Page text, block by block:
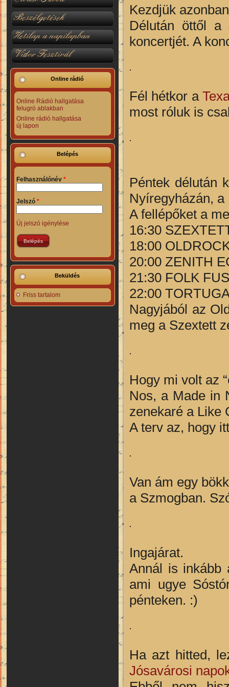
Beszélgetések
Hetilap a napilapban
Vidor Fesztivál
Online rádió
Online Rádió hallgatása
felugró ablakban
Online rádió hallgatása
új lapon
Belépés
Felhasználónév *
Jelszó *
Új jelszó igénylése
Beküldés
Friss tartalom
Kezdjük
Délután öttől a
koncertjét. A
Fél hétkor a
most róluk is
Péntek délután
Nyíregyházán,
A fellépőket a
16:30
18:00
20:00 ZENITH
21:30 FOLK
22:00
Nagyjából az
meg a Szextett
Hogy mi volt az
Nos, a Made in
zenekaré a Like
A terv az, hogy
Van ám egy
a Szmogban.
Ingajárat.
Annál is
ami ugye
pénteken. :)
Ha azt hitted,
Jósavárosi